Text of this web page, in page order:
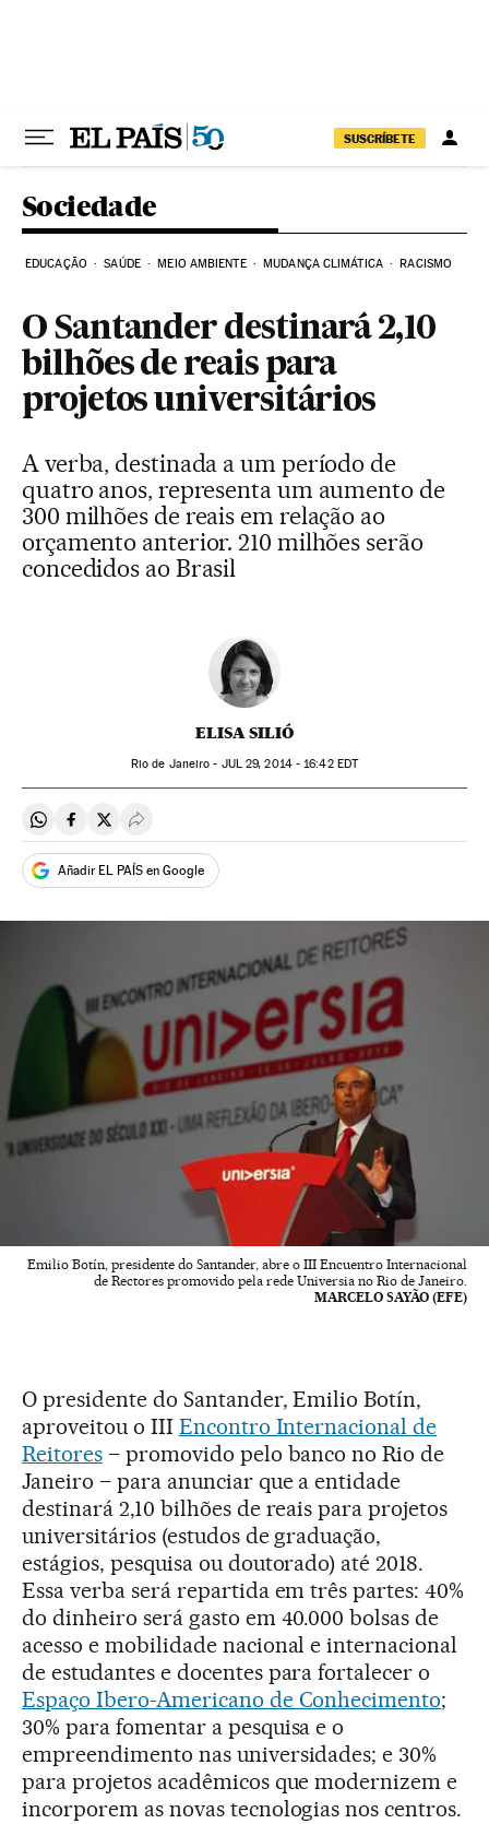
SUSCRÍBETE
Sociedade
EDUCAÇÃO SAÚDE MEIO AMBIENTE MUDANÇA CLIMÁTICA RACISMO
O Santander destinará 2,10
bilhões de reais para
projetos universitários
A verba, destinada a um período de
quatro anos, representa um aumento de
300 milhões de reais em relação ao
orçamento anterior. 210 milhões serão
concedidos ao Brasil
ELISA SILIÓ
Rio de Janeiro - JUL29, 2014 - 16:42EDT
Compartir en Whatsapp
Compartir en Facebook
Compartir en Twitter
Desplegar Redes Sociales
Añadir EL PAÍS en Google
Emilio Botín, presidente do Santander, abre o III Encuentro Internacional
de Rectores promovido pela rede Universia no Rio de Janeiro.
MARCELO SAYÃO (EFE)
O presidente do Santander, Emilio Botín,
aproveitou o III Encontro Internacional de
Reitores– promovido pelo banco no Rio de
Janeiro – para anunciar que a entidade
destinará 2,10 bilhões de reais para projetos
universitários (estudos de graduação,
estágios, pesquisa ou doutorado) até 2018.
Essa verba será repartida em três partes: 40%
do dinheiro será gasto em 40.000 bolsas de
acesso e mobilidade nacional e internacional
de estudantes e docentes para fortalecer o
Espaço Ibero-Americano de Conhecimento;
30% para fomentar a pesquisa e o
empreendimento nas universidades; e 30%
para projetos acadêmicos que modernizem e
incorporem as novas tecnologias nos centros.